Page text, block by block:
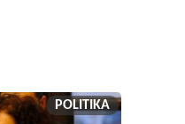
POLITIKA